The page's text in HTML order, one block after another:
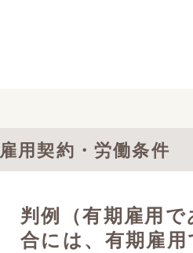
雇用契約・労働条件
判例（有期雇用
合には、有期雇